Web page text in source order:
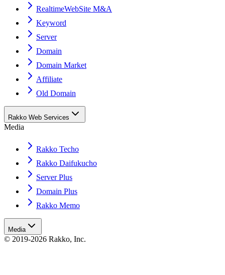
RealtimeWebSite M&A
Keyword
Server
Domain
Domain Market
Affiliate
Old Domain
Rakko Web Services
Media
Rakko Techo
Rakko Daifukucho
Server Plus
Domain Plus
Rakko Memo
Media
© 2019-2026 Rakko, Inc.